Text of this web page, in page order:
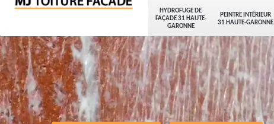
HYDROFUGE DE
FAÇADE 31 HAUTE-
GARONNE
PEINTRE INTÉRIEUR
31 HAUTE-GARONNE